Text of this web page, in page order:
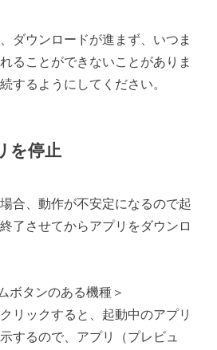
ダウンロードが進まず、いつま
ることができないことがありま
するようにしてください。
を停止
合、動作が不安定になるので起
了させてからアプリをダウンロ
ボタンのある機種＞
リックすると、起動中のアプリ
するので、アプリ（プレビュ